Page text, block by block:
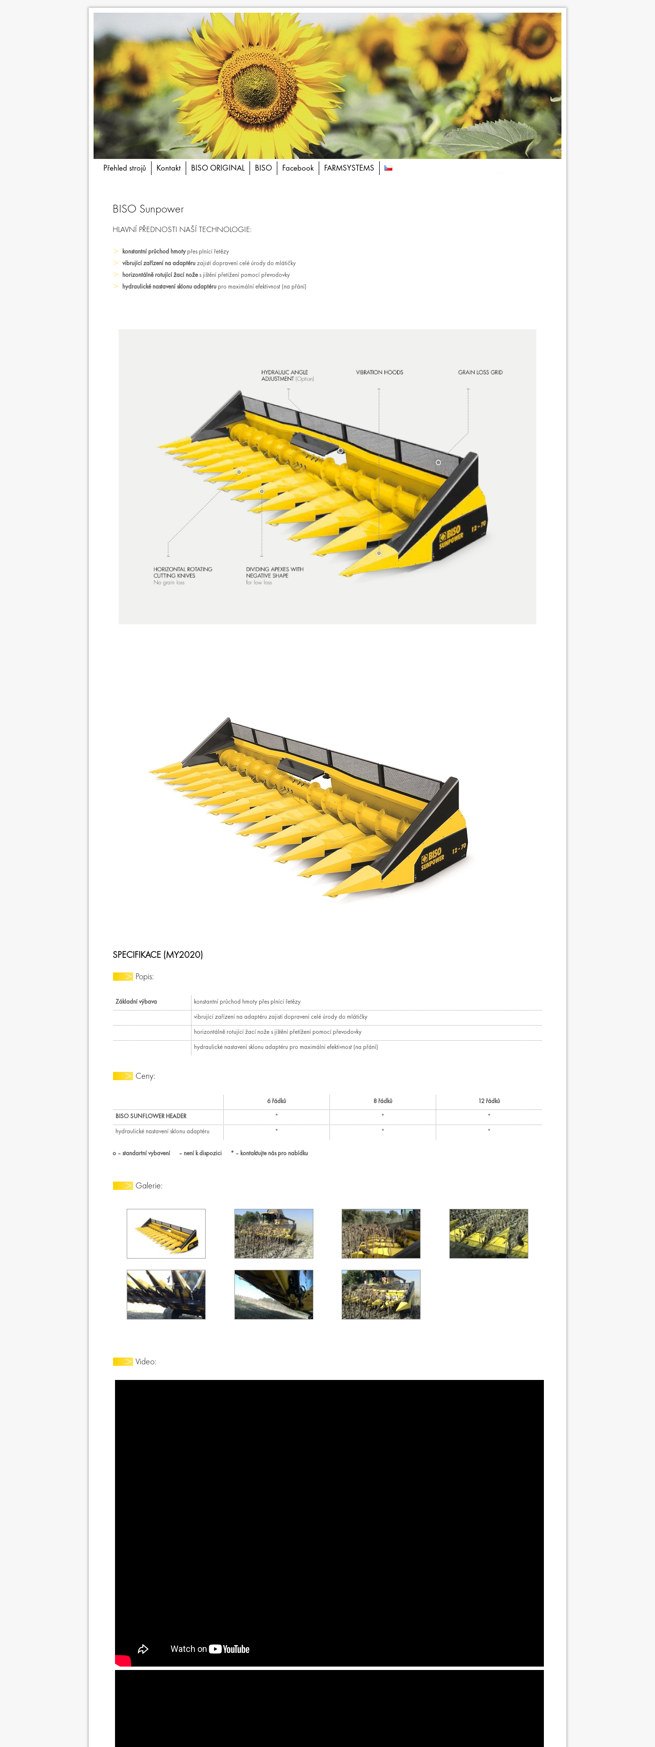
Přehled strojů Kontakt BISO ORIGINAL BISO Facebook FARMSYSTEMS
BISO Sunpower
HLAVNÍ PŘEDNOSTI NAŠÍ TECHNOLOGIE:
konstantní průchod hmotypřes plnící řetězy
vibrující zařízení na adaptéru zajistí dopravení celé úrody do mlátičky
horizontálně rotující žací nože s jištění přetížení pomocí převodovky
hydraulické nastavení sklonu adaptéru pro maximální efektivnost (na přání)
SPECIFIKACE (MY2020)
Popis:
Základní výbava konstantní průchod hmoty přes plnící řetězy
vibrující zařízení na adaptéru zajistí dopravení celé úrody do mlátičky
horizontálně rotující žací nože s jištění přetížení pomocí převodovky
hydraulické nastavení sklonu adaptéru pro maximální efektivnost (na přání)
Ceny:
6 řádků 8 řádků 12 řádků
BISO SUNFLOWER HEADER * * *
hydraulické nastavení sklonu adaptéru * * *
o – standartní vybavení – není k dispozici * – kontaktujte nás pro nabídku
Galerie:
Video: